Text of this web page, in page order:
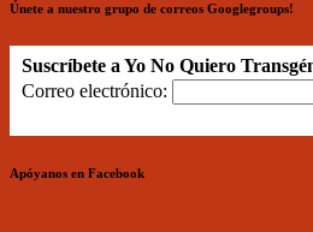
Únete a nuestro grupo de correos Googlegroups!
Suscríbete a Yo No Quiero
Correo electrónico:
Apóyanos en Facebook